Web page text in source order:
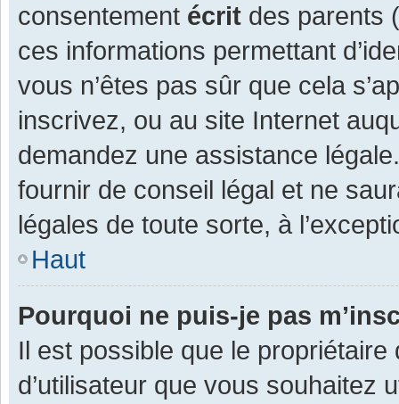
consentement écrit des parents
ces informations permettant
vous n’êtes pas sûr que cela
inscrivez, ou au site Internet
demandez une assistance
fournir de conseil légal et ne
légales de toute sorte, à
Haut
Pourquoi ne puis-je pas
Il est possible que le
d’utilisateur que vous souhaitez